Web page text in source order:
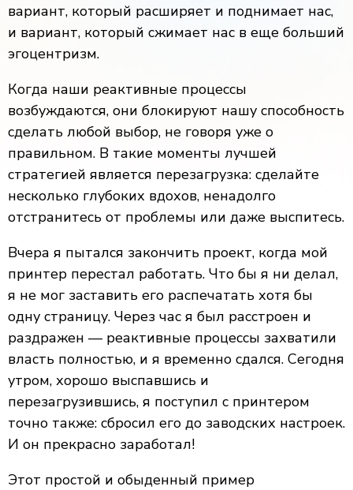
вариант, который расширяет и поднимает нас,
и вариант, который сжимает нас в еще больший
эгоцентризм.
Когда наши реактивные процессы
возбуждаются, они блокируют нашу способность
сделать любой выбор, не говоря уже о
правильном. В такие моменты лучшей
стратегией является перезагрузка: сделайте
несколько глубоких вдохов, ненадолго
отстранитесь от проблемы или даже выспитесь.
Вчера я пытался закончить проект, когда мой
принтер перестал работать. Что бы я ни делал,
я не мог заставить его распечатать хотя бы
одну страницу. Через час я был расстроен и
раздражен — реактивные процессы захватили
власть полностью, и я временно сдался. Сегодня
утром, хорошо выспавшись и
перезагрузившись, я поступил с принтером
точно также: сбросил его до заводских настроек.
И он прекрасно заработал!
Этот простой и обыденный пример